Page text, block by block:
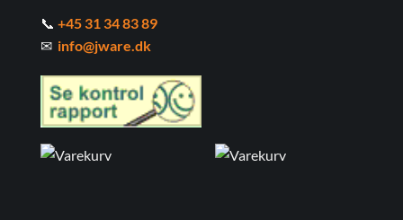
📞 +45 31 34 83 89
✉ info@jware.dk